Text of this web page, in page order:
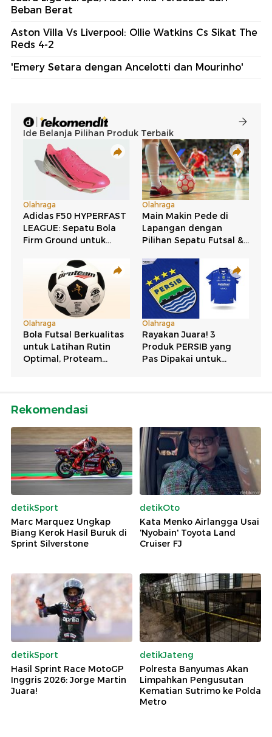
Beban Berat
Aston Villa Vs Liverpool: Ollie Watkins Cs Sikat The
Reds 4-2
'Emery Setara dengan Ancelotti dan Mourinho'
Rekomendasi
detikSport
Marc Marquez Ungkap
Biang Kerok Hasil Buruk di
Sprint Silverstone
detikOto
Kata Menko Airlangga Usai
'Nyobain' Toyota Land
Cruiser FJ
detikSport
Hasil Sprint Race MotoGP
Inggris 2026: Jorge Martin
Juara!
detikJateng
Polresta Banyumas Akan
Limpahkan Pengusutan
Kematian Sutrimo ke Polda
Metro